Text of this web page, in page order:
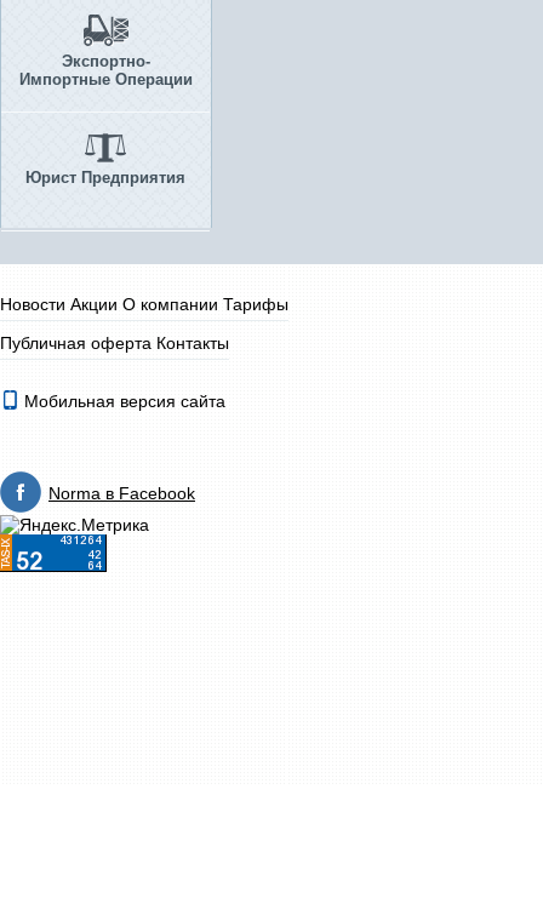
Экспортно-
Импортные Операции
Юрист Предприятия
Новости Акции О компании Тарифы
Публичная оферта Контакты
Мобильная версия сайта
Norma в Facebook